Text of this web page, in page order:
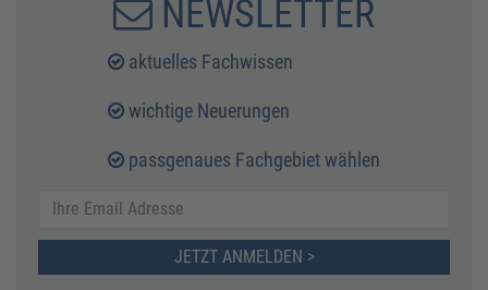
NEWSLETTER
aktuelles Fachwissen
wichtige Neuerungen
passgenaues Fachgebiet wählen
JETZT ANMELDEN >